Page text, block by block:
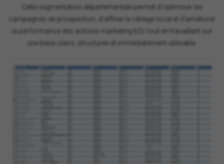
Cette segmentation départementale permet d'optimiser les
campagnes de prospection, d'affiner le ciblage local et d'améliorer
la performance des actions marketing b2c tout en travaillant sur
une base claire, structurée et immédiatement utilisable.